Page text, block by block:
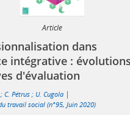
Article
dans
intégrative :
d'évaluation
C. Pétrus ; U. Cugola |
travail social (n°95, Juin 2020)